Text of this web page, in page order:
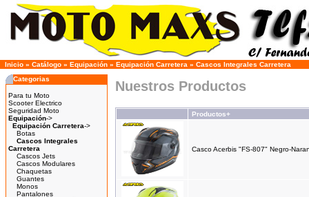
Inicio » Catálogo » Equipación » Equipación Carretera » Cascos Integrales Carretera
Categorias
Para tu Moto
Scooter Electrico
Seguridad Moto
Equipación->
Equipación Carretera->
Botas
Cascos Integrales
Carretera
Cascos Jets
Cascos Modulares
Chaquetas
Guantes
Monos
Pantalones
Nuestros Productos
Productos+
Casco Acerbis "FS-807" Negro-